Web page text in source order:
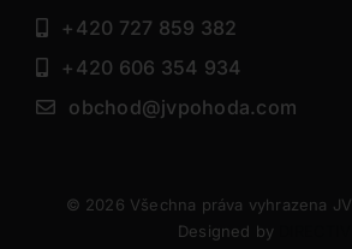
+420 727 859 382
+420 606 354 934
obchod@jvpohoda.com
© 2026 Všechna práva vyhrazena
Designed by